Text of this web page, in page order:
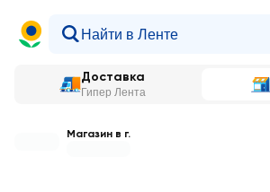
Доставка
Гипер Лента
Магазин в г.